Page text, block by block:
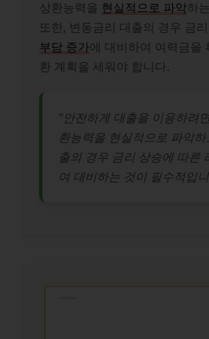
상환능력을 현실적으로 파악하
또한, 변동금리 대출의 경우 금
부담 증가에 대비하여 여력금을
환 계획을 세워야 합니다.
“안전하게 대출을 이용하려
환능력을 현실적으로 파악
출의 경우 금리 상승에 따른
여 대비하는 것이 필수적입